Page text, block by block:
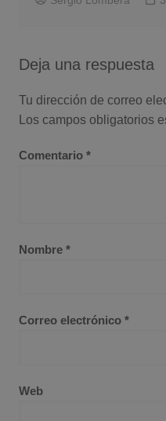
Deja una respuesta
Tu dirección de correo
Los campos obligatorios
Comentario *
Nombre *
Correo electrónico *
Web